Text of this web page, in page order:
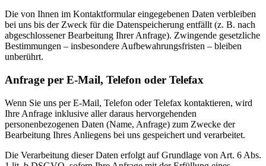
Die von Ihnen im Kontaktformular eingegebenen Daten verbleiben
bei uns bis der Zweck für die Datenspeicherung entfällt (z. B. nach
abgeschlossener Bearbeitung Ihrer Anfrage). Zwingende gesetzliche
Bestimmungen – insbesondere Aufbewahrungsfristen – bleiben
unberührt.
Anfrage per E-Mail, Telefon oder Telefax
Wenn Sie uns per E-Mail, Telefon oder Telefax kontaktieren, wird
Ihre Anfrage inklusive aller daraus hervorgehenden
personenbezogenen Daten (Name, Anfrage) zum Zwecke der
Bearbeitung Ihres Anliegens bei uns gespeichert und verarbeitet.
Die Verarbeitung dieser Daten erfolgt auf Grundlage von Art. 6 Abs.